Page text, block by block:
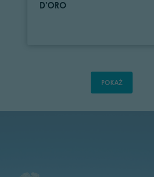
D'ORO
POKAŻ